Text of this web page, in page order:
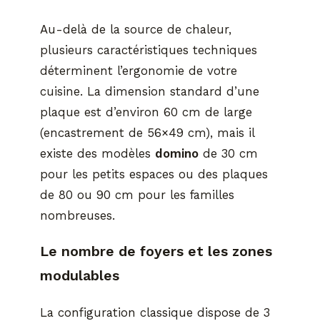
Au-delà de la source de chaleur,
plusieurs caractéristiques techniques
déterminent l’ergonomie de votre
cuisine. La dimension standard d’une
plaque est d’environ 60 cm de large
(encastrement de 56×49 cm), mais il
existe des modèles domino de 30 cm
pour les petits espaces ou des plaques
de 80 ou 90 cm pour les familles
nombreuses.
Le nombre de foyers et les zones
modulables
La configuration classique dispose de 3